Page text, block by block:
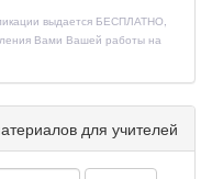
выдается БЕСПЛАТНО,
Вами Вашей работы на
для учителей